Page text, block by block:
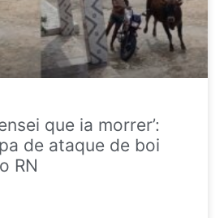
que ia morrer’:
de ataque de boi
RN